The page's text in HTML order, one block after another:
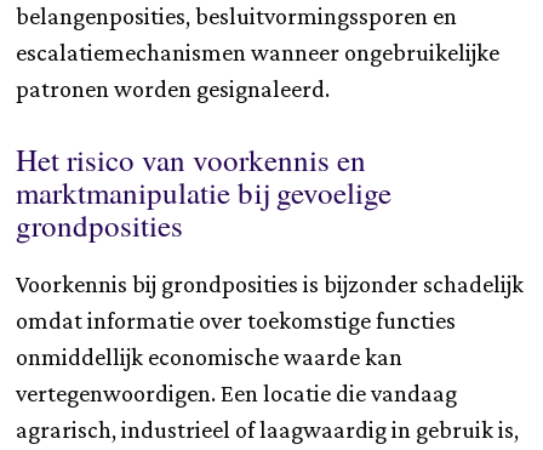
belangenposities, besluitvormingssporen en
escalatiemechanismen wanneer ongebruikelijke
patronen worden gesignaleerd.
Het risico van voorkennis en
marktmanipulatie bij gevoelige
grondposities
Voorkennis bij grondposities is bijzonder schadelijk
omdat informatie over toekomstige functies
onmiddellijk economische waarde kan
vertegenwoordigen. Een locatie die vandaag
agrarisch, industrieel of laagwaardig in gebruik is,